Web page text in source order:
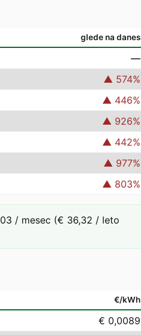
glede na danes
—
▲ 574%
▲ 446%
▲ 926%
▲ 442%
▲ 977%
▲ 803%
/ mesec (€ 36,32 / leto
€/kWh
€ 0,0089